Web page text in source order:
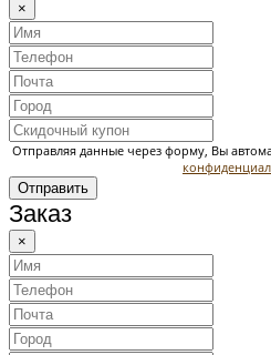
×
Отправляя данные через форму, Вы
Отправить
Заказ
×